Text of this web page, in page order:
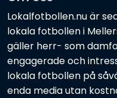
Lokalfotbollen.nu är
lokala fotbollen i
gäller herr- som
engagerade och
lokala fotbollen på
enda media utan